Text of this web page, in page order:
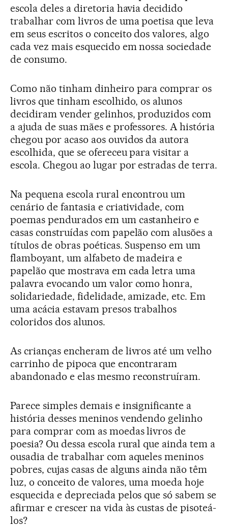
escola deles a diretoria havia decidido
trabalhar com livros de uma poetisa que leva
em seus escritos o conceito dos valores, algo
cada vez mais esquecido em nossa sociedade
de consumo.
Como não tinham dinheiro para comprar os
livros que tinham escolhido, os alunos
decidiram vender gelinhos, produzidos com
a ajuda de suas mães e professores. A história
chegou por acaso aos ouvidos da autora
escolhida, que se ofereceu para visitar a
escola. Chegou ao lugar por estradas de terra.
Na pequena escola rural encontrou um
cenário de fantasia e criatividade, com
poemas pendurados em um castanheiro e
casas construídas com papelão com alusões a
títulos de obras poéticas. Suspenso em um
flamboyant, um alfabeto de madeira e
papelão que mostrava em cada letra uma
palavra evocando um valor como honra,
solidariedade, fidelidade, amizade, etc. Em
uma acácia estavam presos trabalhos
coloridos dos alunos.
As crianças encheram de livros até um velho
carrinho de pipoca que encontraram
abandonado e elas mesmo reconstruíram.
Parece simples demais e insignificante a
história desses meninos vendendo gelinho
para comprar com as moedas livros de
poesia? Ou dessa escola rural que ainda tem a
ousadia de trabalhar com aqueles meninos
pobres, cujas casas de alguns ainda não têm
luz, o conceito de valores, uma moeda hoje
esquecida e depreciada pelos que só sabem se
afirmar e crescer na vida às custas de pisoteá-
los?